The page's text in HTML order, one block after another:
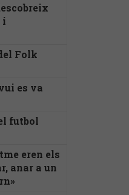
i
Folk
es va
futbol
eren els
anar a un